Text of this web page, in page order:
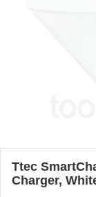
Ttec
Charger,